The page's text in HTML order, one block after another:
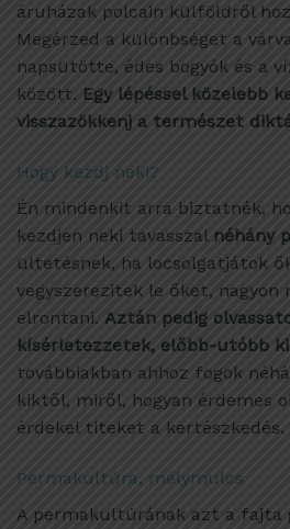
áruházak polcain külföldről
Megérzed a különbséget a
napsütötte, édes bogyók és a
között. Egy lépéssel közelebb
visszazökkenj a természet
Hogy kezdj neki?
Én mindenkit arra biztatnék,
kezdjen neki tavasszal néhány
ültetésnek, ha locsolgatjátok
vegyszerezitek le őket,
elrontani. Aztán pedig
kísérletezzetek, előbb-utóbb
továbbiakban ahhoz fogok
kiktől, miről, hogyan érdemes
érdekel titeket a kertészkedés.
Permakultúra, mélymulcs
A permakultúrának azt a fajta